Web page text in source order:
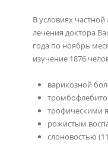
В условиях
лечения доктора
года по ноябрь
изучение 1876
варикозной
трофическими
рожистым
слоновостью